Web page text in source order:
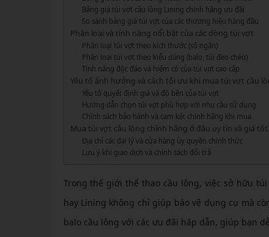
Vợt Pickleball Kamito
Vợt Pickleball Dưới 1tr
Xem thêm
GIÀY
Bảng giá túi vợt cầu lông Lining chính hãng ưu đãi
So sánh bảng giá túi vợt của các thương hiệu hàng đầu
Phân loại và tính năng nổi bật của các dòng túi vợt
Phân loại túi vợt theo kích thước (số ngăn)
Phân loại túi vợt theo kiểu dáng (balo, túi đeo chéo)
Tính năng độc đáo và hiếm có của túi vợt cao cấp
Yếu tố ảnh hưởng và cách tối ưu khi mua túi vợt cầu
Yếu tố quyết định giá và độ bền của túi vợt
Hướng dẫn chọn túi vợt phù hợp với nhu cầu sử dụng
Chính sách bảo hành và cam kết chính hãng khi mua
Mua túi vợt cầu lông chính hãng ở đâu uy tín và giá
Địa chỉ các đại lý và cửa hàng ủy quyền chính thức
Lưu ý khi giao dịch và chính sách đổi trả
Trong thế giới thể thao cầu lông, việc sở hữu
hay Lining không chỉ giúp bảo vệ dụng cụ mà
balo cầu lông với các ưu đãi hấp dẫn, giúp bạn